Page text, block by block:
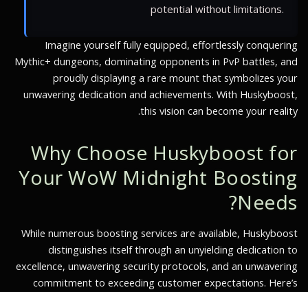
potential without limitations.
Imagine yourself fully equipped, effortlessly conquering
Mythic+ dungeons, dominating opponents in PvP battles, and
proudly displaying a rare mount that symbolizes your
unwavering dedication and achievements. With Huskyboost,
this vision can become your reality.
Why Choose Huskyboost for
Your WoW Midnight Boosting
Needs?
While numerous boosting services are available, Huskyboost
distinguishes itself through an unyielding dedication to
excellence, unwavering security protocols, and an unwavering
commitment to exceeding customer expectations. Here’s